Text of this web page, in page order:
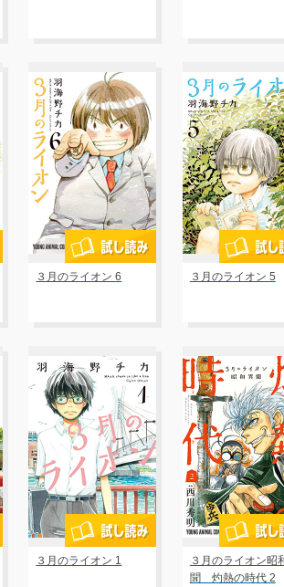
３月のライオン 6 ３月のライオン 5
３月のライオン 1
３月のライオン昭
聞 灼熱の時代 2